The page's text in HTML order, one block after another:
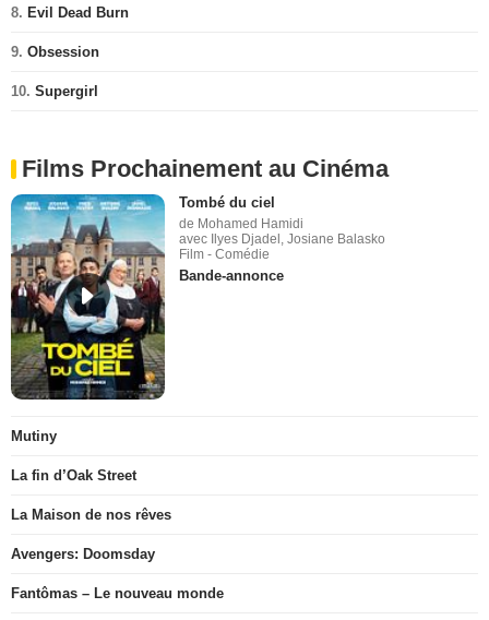
8. Evil Dead Burn
9. Obsession
10. Supergirl
Films Prochainement au Cinéma
Tombé du ciel
de Mohamed Hamidi
avec Ilyes Djadel, Josiane Balasko
Film - Comédie
Bande-annonce
Mutiny
La fin d’Oak Street
La Maison de nos rêves
Avengers: Doomsday
Fantômas – Le nouveau monde